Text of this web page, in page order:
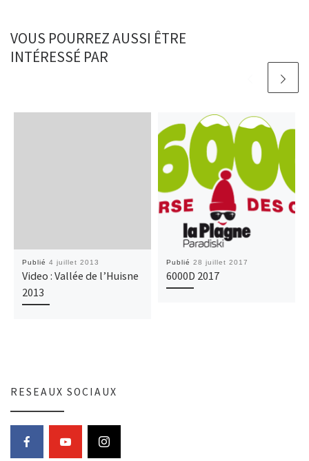
VOUS POURREZ AUSSI ÊTRE
INTÉRESSÉ PAR
Publié 4 juillet 2013
Video : Vallée de l’Huisne
2013
Publié 28 juillet 2017
6000D 2017
RESEAUX SOCIAUX